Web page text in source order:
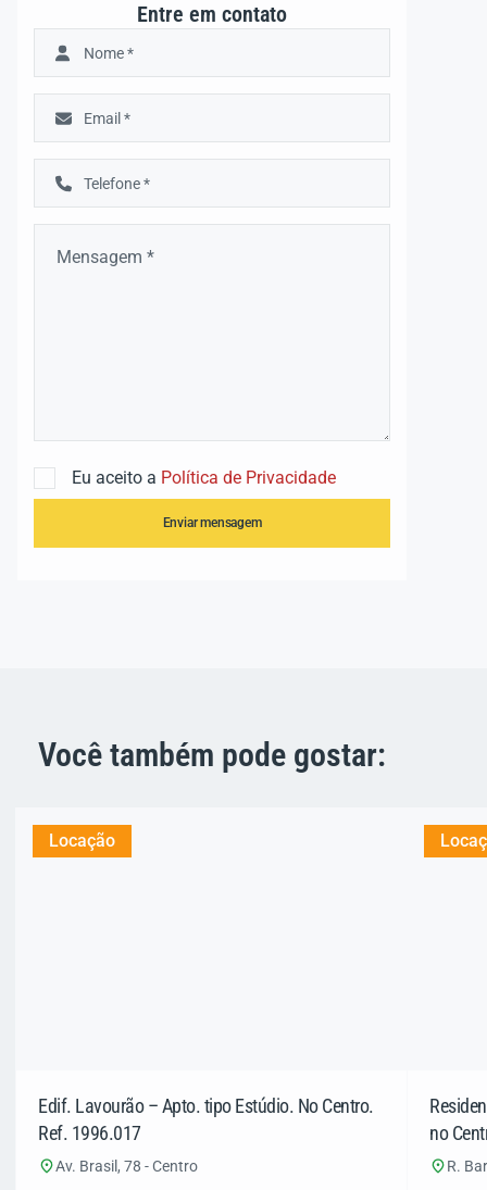
Entre em contato
Eu aceito a Política de Privacidade
Enviar mensagem
Você também pode gostar:
Locação
Edif. Lavourão – Apto. tipo Estúdio. No Centro.
Ref. 1996.017
Av. Brasil, 78 - Centro
no
R.